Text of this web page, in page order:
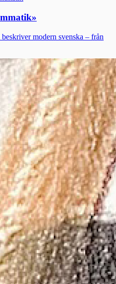
»
modern svenska – från